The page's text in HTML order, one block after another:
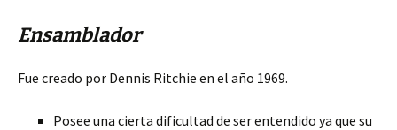
Ensamblador
Fue creado por Dennis Ritchie en el año 1969.
Posee una cierta dificultad de ser entendido ya que su